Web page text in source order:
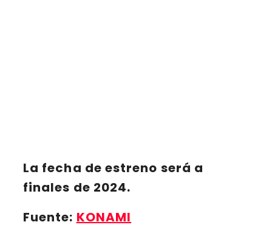
La fecha de estreno será a
finales de 2024.
Fuente: KONAMI